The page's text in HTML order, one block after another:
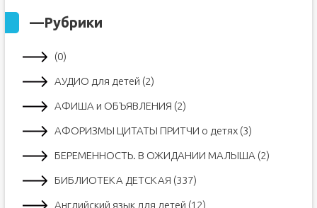
—Рубрики
(0)
АУДИО для детей (2)
АФИША и ОБЪЯВЛЕНИЯ (2)
АФОРИЗМЫ ЦИТАТЫ ПРИТЧИ о детях (3)
БЕРЕМЕННОСТЬ. В ОЖИДАНИИ МАЛЫША (2)
БИБЛИОТЕКА ДЕТСКАЯ (337)
Английский язык для детей (12)